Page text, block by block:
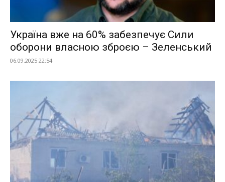
Україна вже на 60% забезпечує Сили
оборони власною зброєю – Зеленський
06.09.2025 22:54